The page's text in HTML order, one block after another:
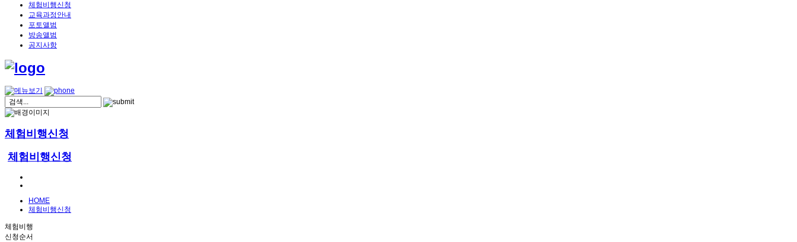
체험비행신청
교육과정안내
포토앨범
방송앨범
공지사항
체험비행신청
체험비행신청
HOME
체험비행신청
체험비행
신청순서